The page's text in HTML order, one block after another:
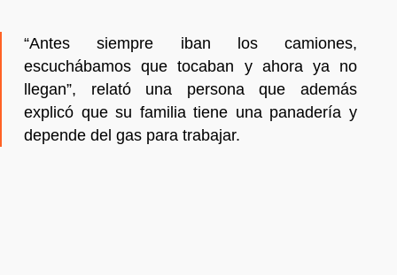
“Antes siempre iban los camiones,
escuchábamos que tocaban y ahora ya no
llegan”, relató una persona que además
explicó que su familia tiene una panadería y
depende del gas para trabajar.